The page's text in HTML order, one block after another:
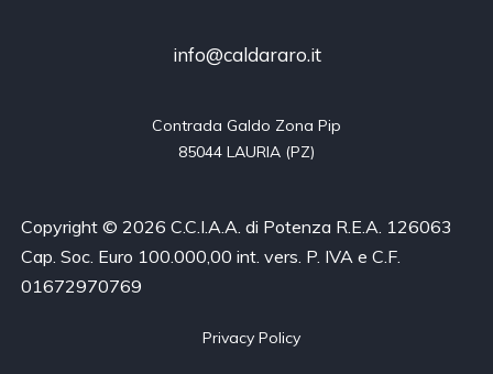
info@caldararo.it
Contrada Galdo Zona Pip
85044 LAURIA (PZ)
Copyright © 2026 C.C.I.A.A. di Potenza R.E.A. 126063
Cap. Soc. Euro 100.000,00 int. vers. P. IVA e C.F.
01672970769
Privacy Policy